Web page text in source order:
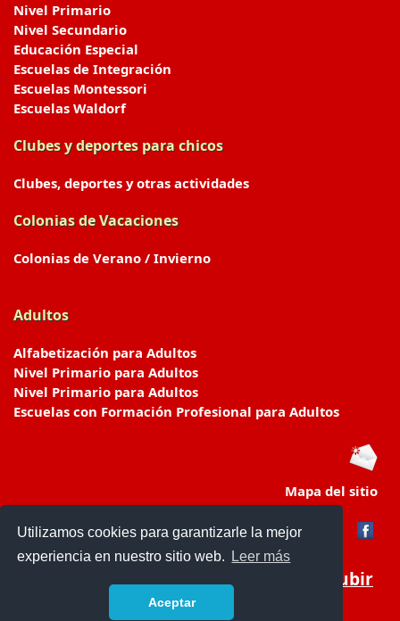
Utilizamos cookies para garantizarle la mejor
experiencia en nuestro sitio web.
Leer más
Aceptar
Nivel Primario
Nivel Secundario
Educación Especial
Escuelas de Integración
Escuelas Montessori
Escuelas Waldorf
Clubes y deportes para chicos
Clubes, deportes y otras actividades
Colonias de Vacaciones
Colonias de Verano / Invierno
Adultos
Alfabetización para Adultos
Nivel Primario para Adultos
Nivel Primario para Adultos
Escuelas con Formación Profesional para Adultos
Mapa del sitio
Subir